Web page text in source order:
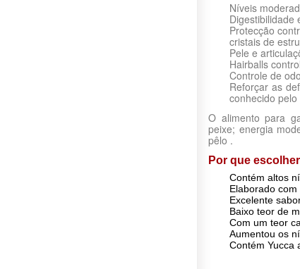
Níveis
Digestibilidade
Protecção
cristais de
Pele e
Hairballs
Controle de
Reforçar as
conhecido
O alimento para
peixe; energia
pêlo .
Por que
Contém altos
Elaborado
Excelente
Baixo teor de
Com um teor
Aumentou os
Contém Yucca